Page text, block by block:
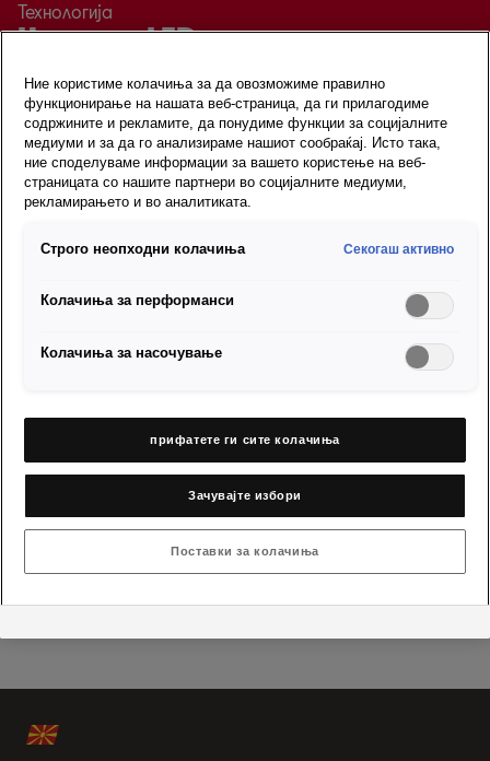
Технологија
Целосни LED
Audio
Каталози и цени
Изберете ја
вашата нова
SEAT Ibiza
Дознајте повеќе
Reference Style
Ние користиме колачиња за да овозможиме правилно
функционирање на нашата веб-страница, да ги прилагодиме
содржините и рекламите, да понудиме функции за социјалните
медиуми и за да го анализираме нашиот сообраќај. Исто така,
ние споделуваме информации за вашето користење на веб-
страницата со нашите партнери во социјалните медиуми,
рекламирањето и во аналитиката.
Строго неопходни колачиња Секогаш активно
Колачиња за перформанси
Колачиња за насочување
прифатете ги сите колачиња
Зачувајте избори
Поставки за колачиња